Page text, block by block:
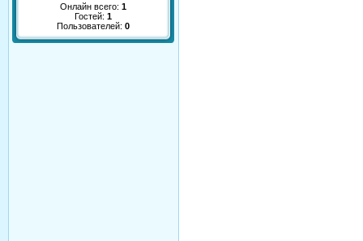
Онлайн всего: 1
Гостей: 1
Пользователей: 0